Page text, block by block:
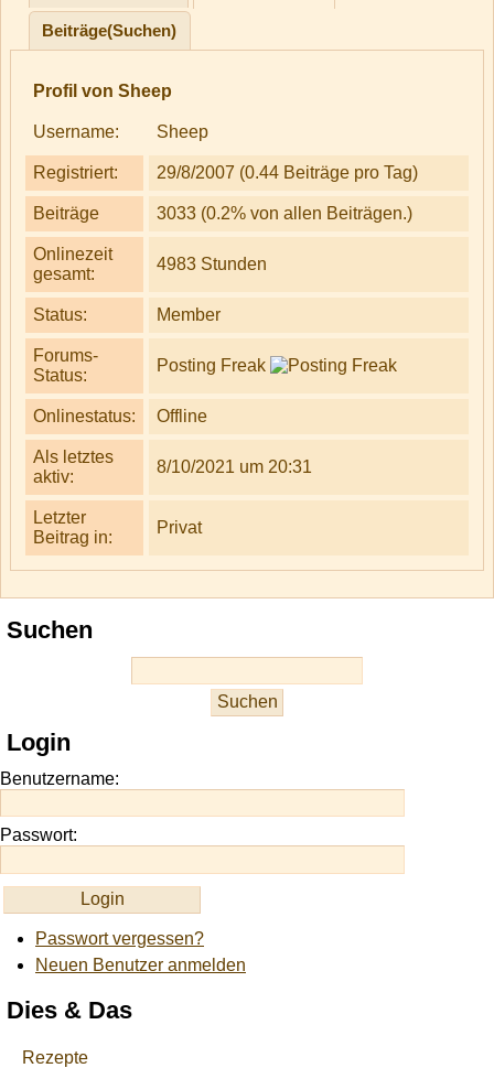
Beiträge(Suchen)
Profil von Sheep
Username: Sheep
Registriert: 29/8/2007 (0.44 Beiträge pro Tag)
Beiträge 3033 (0.2% von allen Beiträgen.)
Onlinezeit
gesamt:
4983 Stunden
Status: Member
Forums-
Status:
Posting Freak
Onlinestatus: Offline
Als letztes
aktiv:
8/10/2021 um 20:31
Letzter
Beitrag in:
Privat
Suchen
Login
Benutzername:
Passwort:
Passwort vergessen?
Neuen Benutzer anmelden
Dies & Das
Rezepte